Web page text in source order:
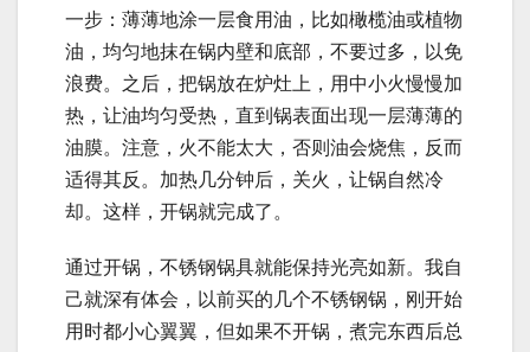
一步：薄薄地涂一层食用油，比如橄榄油或植物
油，均匀地抹在锅内壁和底部，不要过多，以免
浪费。之后，把锅放在炉灶上，用中小火慢慢加
热，让油均匀受热，直到锅表面出现一层薄薄的
油膜。注意，火不能太大，否则油会烧焦，反而
适得其反。加热几分钟后，关火，让锅自然冷
却。这样，开锅就完成了。
通过开锅，不锈钢锅具就能保持光亮如新。我自
己就深有体会，以前买的几个不锈钢锅，刚开始
用时都小心翼翼，但如果不开锅，煮完东西后总